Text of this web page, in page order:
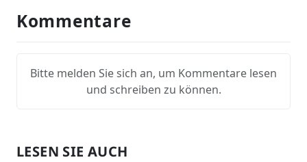
Kommentare
Bitte melden Sie sich an, um Kommentare lesen
und schreiben zu können.
LESEN SIE AUCH